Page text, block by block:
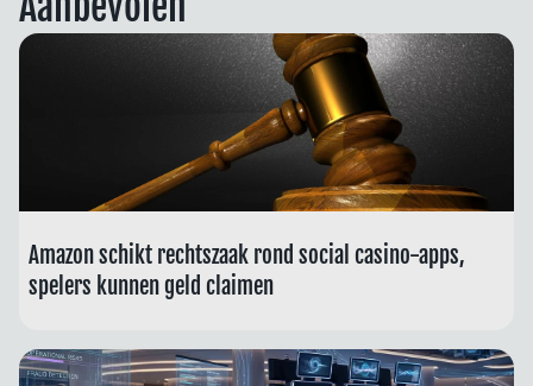
Amazon schikt rechtszaak rond social casino-apps,
spelers kunnen geld claimen